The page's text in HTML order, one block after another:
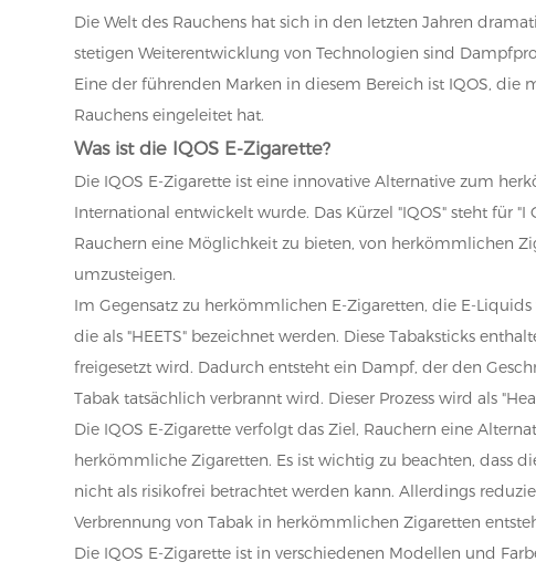
Die Welt des Rauchens hat sich in den letzten Jahren
stetigen Weiterentwicklung von Technologien sind
Eine der führenden Marken in diesem Bereich ist IQOS,
Rauchens eingeleitet hat.
Was ist die IQOS E-Zigarette?
Die IQOS E-Zigarette ist eine innovative Alternative zum
International entwickelt wurde. Das Kürzel "IQOS" steht für
Rauchern eine Möglichkeit zu bieten, von herkömmlichen
umzusteigen.
Im Gegensatz zu herkömmlichen E-Zigaretten, die E-
die als "HEETS" bezeichnet werden. Diese Tabaksticks
freigesetzt wird. Dadurch entsteht ein Dampf, der den
Tabak tatsächlich verbrannt wird. Dieser Prozess wird als
Die IQOS E-Zigarette verfolgt das Ziel, Rauchern eine
herkömmliche Zigaretten. Es ist wichtig zu beachten, dass
nicht als risikofrei betrachtet werden kann. Allerdings
Verbrennung von Tabak in herkömmlichen Zigaretten
Die IQOS E-Zigarette ist in verschiedenen Modellen und